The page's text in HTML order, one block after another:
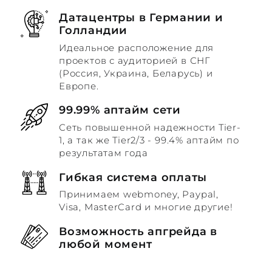
Датацентры в Германии и
Голландии
Идеальное расположение для
проектов с аудиторией в СНГ
(Россия, Украина, Беларусь) и
Европе.
99.99% аптайм сети
Сеть повышенной надежности Tier-
1, а так же Tier2/3 - 99.4% аптайм по
результатам года
Гибкая система оплаты
Принимаем webmoney, Paypal,
Visa, MasterCard и многие другие!
Возможность апгрейда в
любой момент